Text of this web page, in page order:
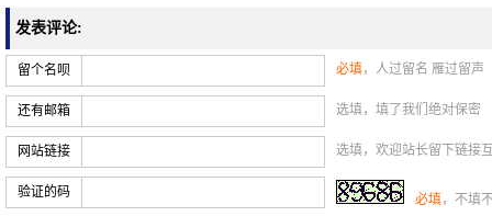
发表评论:
留个名呗 必填，人过留名 雁过留声
还有邮箱 选填，填了我们绝对保密
网站链接 选填，欢迎站长留下链接
验证的码 必填，不填